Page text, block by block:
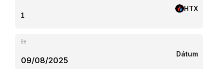
HTX
Be
Dátum